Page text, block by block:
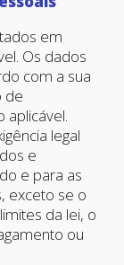
em
Os dados
com a sua
de
aplicável.
legal
e
e para as
exceto se o
da lei, o
ou